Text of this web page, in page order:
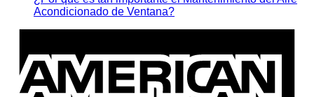
hacer
acondicionado
Acondicionado de Ventana?No
¿Por
qué